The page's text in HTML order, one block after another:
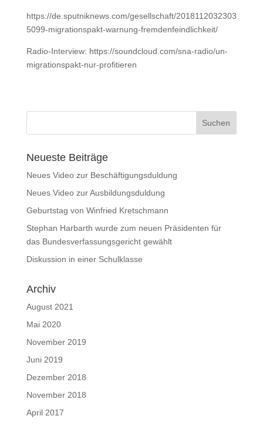
https://de.sputniknews.com/gesellschaft/2018112032303
5099-migrationspakt-warnung-fremdenfeindlichkeit/
Radio-Interview: https://soundcloud.com/sna-radio/un-
migrationspakt-nur-profitieren
Neueste Beiträge
Neues Video zur Beschäftigungsduldung
Neues Video zur Ausbildungsduldung
Geburtstag von Winfried Kretschmann
Stephan Harbarth wurde zum neuen Präsidenten für
das Bundesverfassungsgericht gewählt
Diskussion in einer Schulklasse
Archiv
August 2021
Mai 2020
November 2019
Juni 2019
Dezember 2018
November 2018
April 2017